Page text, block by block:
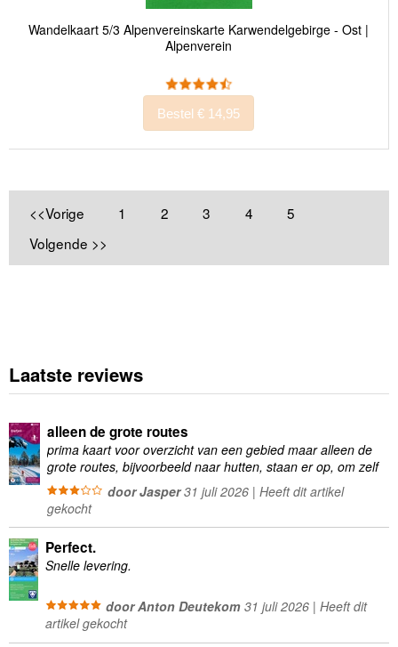
Wandelkaart 5/3 Alpenvereinskarte Karwendelgebirge - Ost |
Alpenverein
Bestel € 14,95
<<Vorige 1 2 3 4
5
Volgende >>
Laatste reviews
alleen de grote routes
prima kaart voor overzicht van een gebied maar alleen de
grote routes, bijvoorbeeld naar hutten, staan er op, om zelf
wandelingen te plannen minder geschikt
door Jasper31 juli 2026 | Heeft dit artikel
gekocht
Perfect.
Snelle levering.
door Anton Deutekom31 juli 2026 | Heeft dit
artikel gekocht